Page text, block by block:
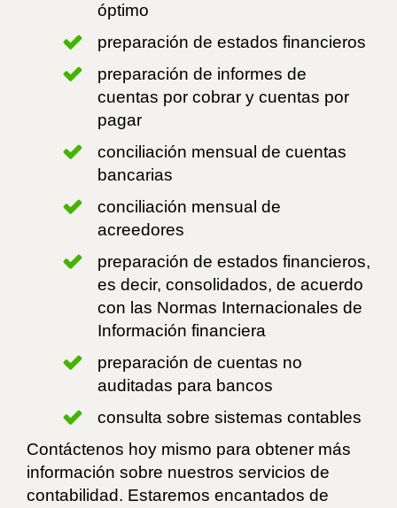
óptimo
preparación de estados financieros
preparación de informes de
cuentas por cobrar y cuentas por
pagar
conciliación mensual de cuentas
bancarias
conciliación mensual de
acreedores
preparación de estados financieros,
es decir, consolidados, de acuerdo
con las Normas Internacionales de
Información financiera
preparación de cuentas no
auditadas para bancos
consulta sobre sistemas contables
Contáctenos hoy mismo para obtener más
información sobre nuestros servicios de
contabilidad. Estaremos encantados de